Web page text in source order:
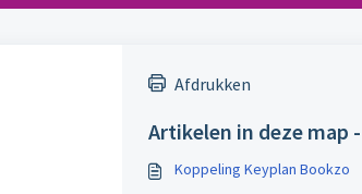
Afdrukken
Artikelen in deze map -
Koppeling Keyplan Bookzo